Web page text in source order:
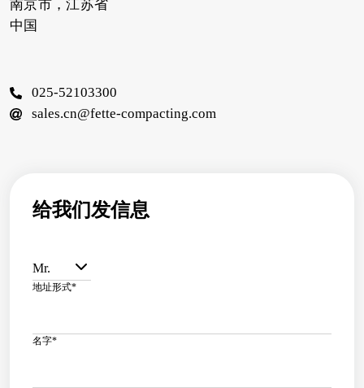
南京市，江苏省
中国
025-52103300
sales.cn@fette-compacting.com
给我们发信息
Mr.
地址形式*
名字*